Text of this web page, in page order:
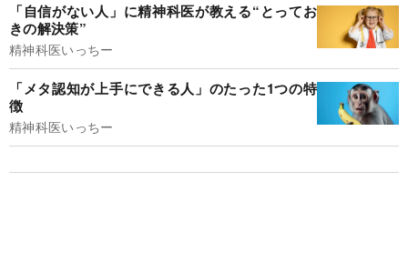
「自信がない人」に精神科医が教える“とってお
きの解決策”
精神科医いっちー
「メタ認知が上手にできる人」のたった1つの特
徴
精神科医いっちー